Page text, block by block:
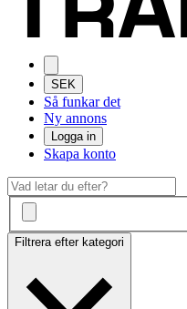
SEK
Så funkar det
Ny annons
Logga in
Skapa konto
Filtrera efter kategori